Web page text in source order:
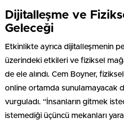
Dijitalleşme ve
Geleceği
Etkinlikte ayrıca dijitalleşmenin
üzerindeki etkileri ve fiziksel
de ele alındı. Cem Boyner,
online ortamda sunulamayacak
vurguladı. “İnsanların gitmek
istemediği üçüncü mekanları